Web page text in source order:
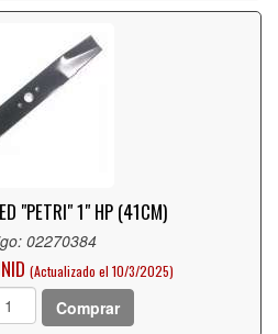
"PETRI" 1" HP (41CM)
02270384
(Actualizado el 10/3/2025)
Comprar